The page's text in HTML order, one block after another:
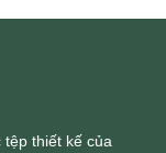
thiết kế của